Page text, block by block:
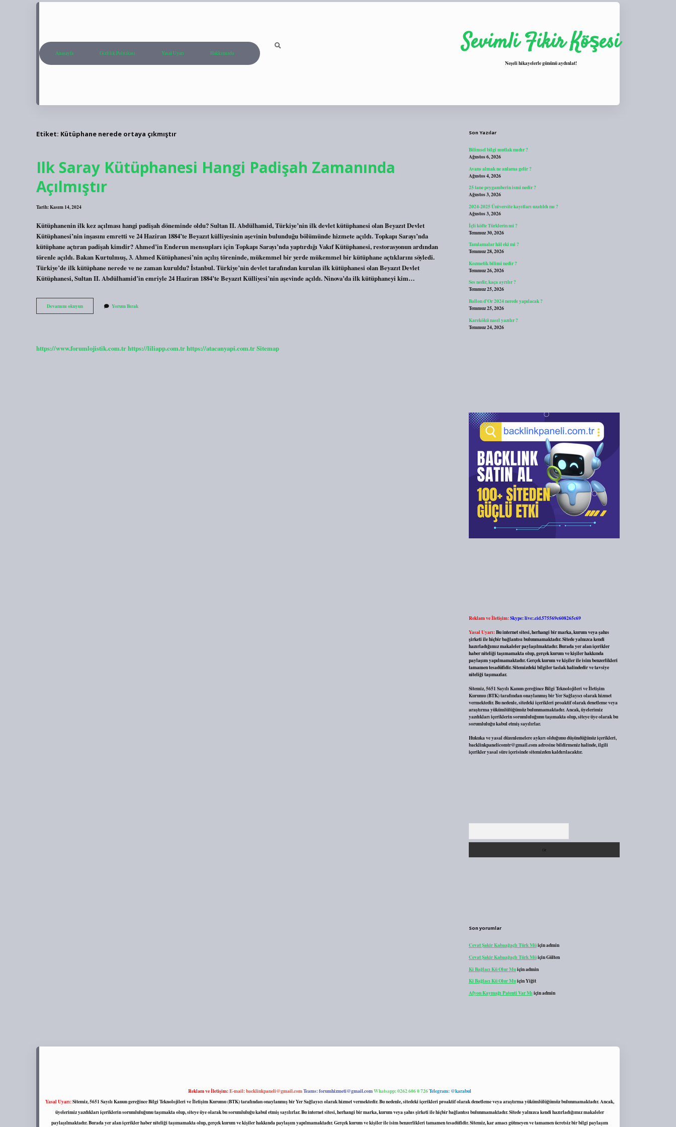
Anasayfa Gizlilik Politikası Yasal Uyarı Hakkımızda Sevimli Fikir Köşesi
Neşeli hikayelerle gününü aydınlat!
Etiket: Kütüphane nerede ortaya çıkmıştır
Ilk Saray Kütüphanesi Hangi Padişah Zamanında
Açılmıştır
Tarih: Kasım 14, 2024
Kütüphanenin ilk kez açılması hangi padişah döneminde oldu? Sultan II. Abdülhamid, Türkiye’nin ilk devlet kütüphanesi olan Beyazıt Devlet
Kütüphanesi’nin inşasını emretti ve 24 Haziran 1884’te Beyazıt külliyesinin aşevinin bulunduğu bölümünde hizmete açıldı. Topkapı Sarayı’nda
kütüphane açtıran padişah kimdir? Ahmed’in Enderun mensupları için Topkapı Sarayı’nda yaptırdığı Vakıf Kütüphanesi, restorasyonun ardından
törenle açıldı. Bakan Kurtulmuş, 3. Ahmed Kütüphanesi’nin açılış töreninde, mükemmel bir yerde mükemmel bir kütüphane açtıklarını söyledi.
Türkiye’de ilk kütüphane nerede ve ne zaman kuruldu? İstanbul. Türkiye’nin devlet tarafından kurulan ilk kütüphanesi olan Beyazıt Devlet
Kütüphanesi, Sultan II. Abdülhamid’in emriyle 24 Haziran 1884’te Beyazıt Külliyesi’nin aşevinde açıldı. Ninova’da ilk kütüphaneyi kim…
Devamını okuyunIlk
Saray
Açılmıştır
Yorum Bırak
https://www.forumlojistik.com.trhttps://liliapp.com.trhttps://atacanyapi.com.trSitemap
Son Yazılar
Bilimsel bilgi mutlak mıdır ?
Ağustos 6, 2026
Avans almak ne anlama gelir ?
Ağustos 4, 2026
25 tane peygamberin ismi nedir ?
Ağustos 3, 2026
2024-2025 Üniversite kayıtları uzatıldı mı ?
Ağustos 3, 2026
İçli köfte Türklerin mi ?
Temmuz 30, 2026
Tamlamalar hâl eki mi ?
Temmuz 28, 2026
Kozmetik bilimi nedir ?
Temmuz 26, 2026
Ses nedir, kaça ayrılır ?
Temmuz 25, 2026
Ballon d’Or 2024 nerede yapılacak ?
Temmuz 25, 2026
Karekökü nasıl yazılır ?
Temmuz 24, 2026
Reklam ve İletişim:Skype: live:.cid.575569c608265c69
Yasal Uyarı:Bu internet sitesi, herhangi bir marka, kurum veya şahıs
şirketi ile hiçbir bağlantısı bulunmamaktadır. Sitede yalnızca kendi
hazırladığımız makaleler paylaşılmaktadır. Burada yer alan içerikler
haber niteliği taşımamakta olup, gerçek kurum ve kişiler hakkında
paylaşım yapılmamaktadır. Gerçek kurum ve kişiler ile isim benzerlikleri
tamamen tesadüfidir. Sitemizdeki bilgiler taslak halindedir ve tavsiye
niteliği taşımazlar.
Sitemiz, 5651 Sayılı Kanun gereğince Bilgi Teknolojileri ve İletişim
Kurumu (BTK) tarafından onaylanmış bir Yer Sağlayıcı olarak hizmet
vermektedir. Bu nedenle, sitedeki içerikleri proaktif olarak denetleme veya
araştırma yükümlülüğümüz bulunmamaktadır. Ancak, üyelerimiz
yazdıkları içeriklerin sorumluluğunu taşımakta olup, siteye üye olarak bu
sorumluluğu kabul etmiş sayılırlar.
Hukuka ve yasal düzenlemelere aykırı olduğunu düşündüğünüz içerikleri,
backlinkpanelicomtr@gmail.comadresine bildirmeniz halinde, ilgili
içerikler yasal süre içerisinde sitemizden kaldırılacaktır.
Son yorumlar
Cevat Şakir Kabaağaçlı Türk Müiçinadmin
Cevat Şakir Kabaağaçlı Türk MüiçinGülten
Ki Bağlacı Kü Olur Muiçinadmin
Ki Bağlacı Kü Olur MuiçinYiğit
Afyon Kaymağı Patenti Var Mı içinadmin
Reklam ve İletişim:E-mail:backlinkpaneli@gmail.comTeams:forumhizmeti@gmail.comWhatsapp: 0262 606 0 726Telegram: @karabul
Yasal Uyarı:Sitemiz, 5651 Sayılı Kanun gereğince Bilgi Teknolojileri ve İletişim Kurumu (BTK) tarafından onaylanmış bir Yer Sağlayıcı olarak hizmet vermektedir. Bu nedenle, sitedeki içerikleri proaktif olarak denetleme veya araştırma yükümlülüğümüz bulunmamaktadır. Ancak,
üyelerimiz yazdıkları içeriklerin sorumluluğunu taşımakta olup, siteye üye olarak bu sorumluluğu kabul etmiş sayılırlar. Bu internet sitesi, herhangi bir marka, kurum veya şahıs şirketi ile hiçbir bağlantısı bulunmamaktadır. Sitede yalnızca kendi hazırladığımız makaleler
paylaşılmaktadır. Burada yer alan içerikler haber niteliği taşımamakta olup, gerçek kurum ve kişiler hakkında paylaşım yapılmamaktadır. Gerçek kurum ve kişiler ile isim benzerlikleri tamamen tesadüfidir. Sitemiz, kar amacı gütmeyen ve tamamen ücretsiz bir bilgi paylaşım